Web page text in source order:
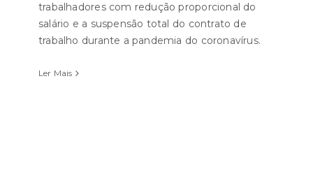
trabalhadores com redução proporcional do
salário e a suspensão total do contrato de
trabalho durante a pandemia do coronavírus.
Ler Mais